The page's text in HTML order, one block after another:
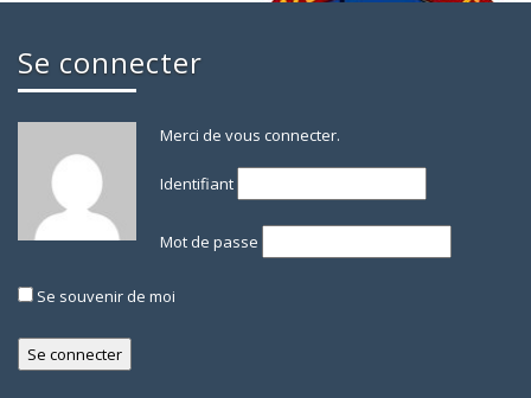
Se connecter
Merci de vous connecter.
Identifiant
Mot de passe
Se souvenir de moi